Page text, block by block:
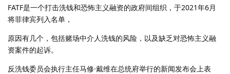
FATF是一个打击洗钱和恐怖主义融资的政府间组织，于2021年6月
将菲律宾列入名单，
原因有几个，包括赌场中介人洗钱的风险，以及缺乏对恐怖主义融
资案件的起诉。
反洗钱委员会执行主任马修·戴维在总统府举行的新闻发布会上表